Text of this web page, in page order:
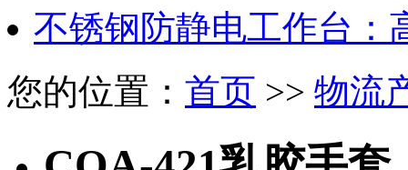
不锈钢防静电工作台：
您的位置： 首页 >> 物流